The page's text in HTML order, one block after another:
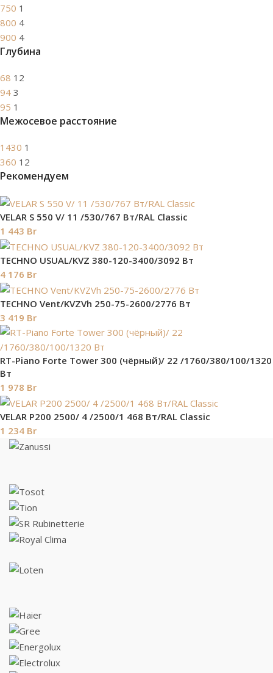
750 1
800 4
900 4
Глубина
68 12
94 3
95 1
Межосевое расстояние
1430 1
360 12
Рекомендуем
VELAR S 550 V/ 11 /530/767 Вт/RAL Classic
1 443 Br
TECHNO USUAL/KVZ 380-120-3400/3092 Вт
4 176 Br
TECHNO Vent/KVZVh 250-75-2600/2776 Вт
3 419 Br
RT-Piano Forte Tower 300 (чёрный)/ 22 /1760/380/100/1320
Вт
1 978 Br
VELAR P200 2500/ 4 /2500/1 468 Вт/RAL Classic
1 234 Br